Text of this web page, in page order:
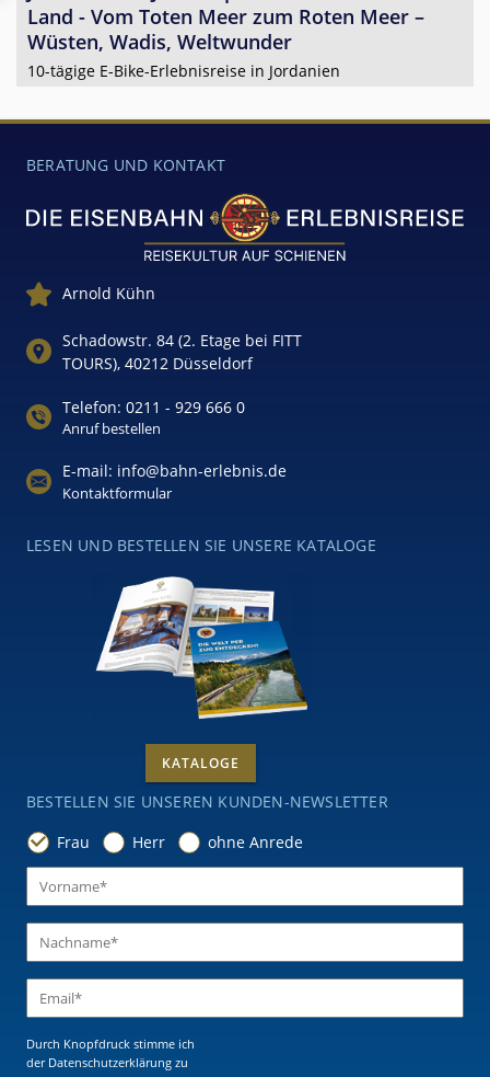
Land - Vom Toten Meer zum Roten Meer –
Wüsten, Wadis, Weltwunder
10-tägige E-Bike-Erlebnisreise in Jordanien
BERATUNG UND KONTAKT
Arnold Kühn
Schadowstr. 84 (2. Etage bei FITT
TOURS), 40212 Düsseldorf
Telefon: 0211 - 929 666 0
Anruf bestellen
E-mail: info@bahn-erlebnis.de
Kontaktformular
LESEN UND BESTELLEN SIE UNSERE KATALOGE
KATALOGE
BESTELLEN SIE UNSEREN KUNDEN-NEWSLETTER
Frau
Herr ohne Anrede
Durch Knopfdruck stimme ich
der Datenschutzerklärung zu